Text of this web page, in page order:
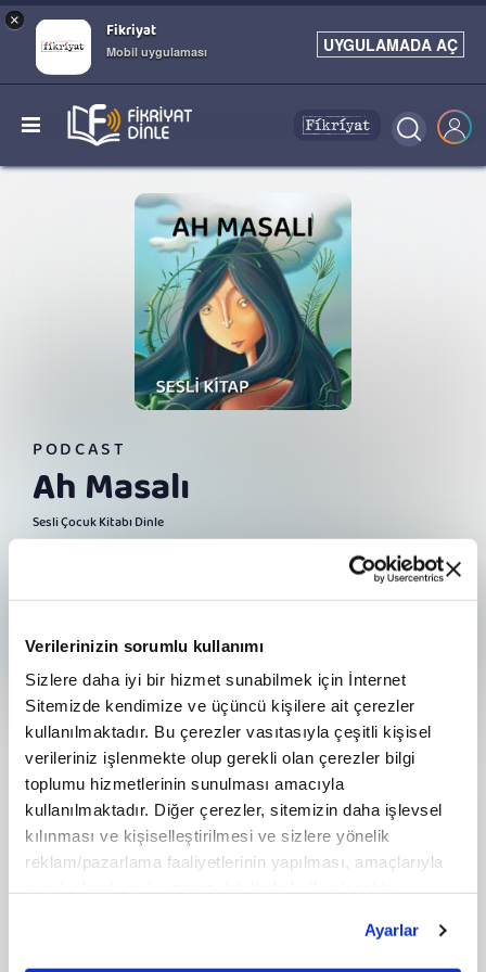
Verilerinizin sorumlu kullanımı
Sizlere daha iyi bir hizmet sunabilmek için İnternet
Sitemizde kendimize ve üçüncü kişilere ait çerezler
kullanılmaktadır. Bu çerezler vasıtasıyla çeşitli kişisel
verileriniz işlenmekte olup gerekli olan çerezler bilgi
toplumu hizmetlerinin sunulması amacıyla
kullanılmaktadır. Diğer çerezler, sitemizin daha işlevsel
kılınması ve kişiselleştirilmesi ve sizlere yönelik
reklam/pazarlama faaliyetlerinin yapılması, amaçlarıyla
belirleyebilirsiniz. Çerezlere ilişkin detaylı bilgi için
Ayarlar butonuna tıklayabilir,Çerez Bilgilendirme
Ayarlar
× Fikriyat
Mobil uygulaması UYGULAMADA AÇ
PODCAST
Ah Masalı
Sesli Çocuk Kitabı Dinle
Turkuvaz Kitap'tan Samed Behrengi'nin kaleme aldığı "Ah Masalı"
DİNLE
Telhun
38:31 02 Ocak 2025
Ah Masalı 1. bölüm
Alışmak
09:03 03 Ocak 2025
Ah Masalı 2. bölüm
14:02